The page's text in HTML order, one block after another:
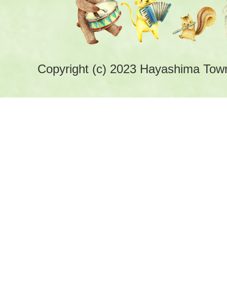
Copyright (c) 2023 Hayashima